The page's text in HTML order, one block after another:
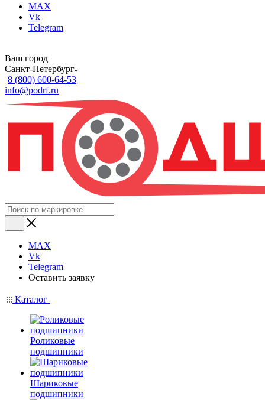
MAX
Vk
Telegram
Ваш город
Санкт-Петербург
8 (800) 600-64-53
info@podrf.ru
MAX
Vk
Telegram
Оставить заявку
Каталог
Роликовые
подшипники
Шариковые
подшипники